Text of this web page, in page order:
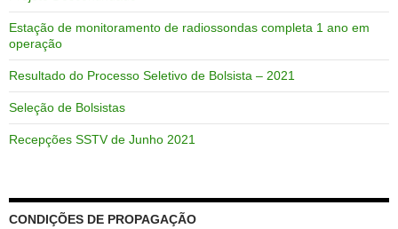
Estação de monitoramento de radiossondas completa 1 ano em
operação
Resultado do Processo Seletivo de Bolsista – 2021
Seleção de Bolsistas
Recepções SSTV de Junho 2021
CONDIÇÕES DE PROPAGAÇÃO